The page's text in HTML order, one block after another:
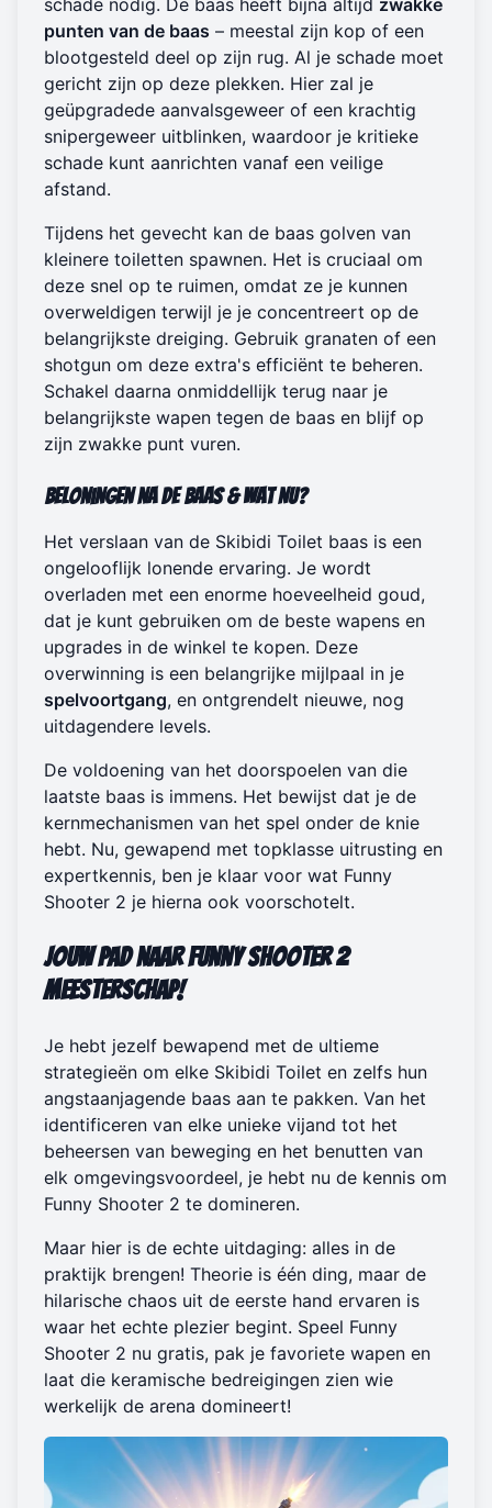
punten van de baas – meestal zijn kop of een
blootgesteld deel op zijn rug. Al je schade moet
gericht zijn op deze plekken. Hier zal je
geüpgradede aanvalsgeweer of een krachtig
snipergeweer uitblinken, waardoor je kritieke
schade kunt aanrichten vanaf een veilige
afstand.
Tijdens het gevecht kan de baas golven van
kleinere toiletten spawnen. Het is cruciaal om
deze snel op te ruimen, omdat ze je kunnen
overweldigen terwijl je je concentreert op de
belangrijkste dreiging. Gebruik granaten of een
shotgun om deze extra's efficiënt te beheren.
Schakel daarna onmiddellijk terug naar je
belangrijkste wapen tegen de baas en blijf op
zijn zwakke punt vuren.
Beloningen na de Baas & Wat Nu?
Het verslaan van de Skibidi Toilet baas is een
ongelooflijk lonende ervaring. Je wordt
overladen met een enorme hoeveelheid goud,
dat je kunt gebruiken om de beste wapens en
upgrades in de winkel te kopen. Deze
overwinning is een belangrijke mijlpaal in je
spelvoortgang, en ontgrendelt nieuwe, nog
uitdagendere levels.
De voldoening van het doorspoelen van die
laatste baas is immens. Het bewijst dat je de
kernmechanismen van het spel onder de knie
hebt. Nu, gewapend met topklasse uitrusting en
expertkennis, ben je klaar voor wat Funny
Shooter 2 je hierna ook voorschotelt.
Jouw Pad naar Funny Shooter 2
Meesterschap!
Je hebt jezelf bewapend met de ultieme
strategieën om elke Skibidi Toilet en zelfs hun
angstaanjagende baas aan te pakken. Van het
identificeren van elke unieke vijand tot het
beheersen van beweging en het benutten van
elk omgevingsvoordeel, je hebt nu de kennis om
Funny Shooter 2 te domineren.
Maar hier is de echte uitdaging: alles in de
praktijk brengen! Theorie is één ding, maar de
hilarische chaos uit de eerste hand ervaren is
waar het echte plezier begint. Speel Funny
Shooter 2 nu gratis, pak je favoriete wapen en
laat die keramische bedreigingen zien wie
werkelijk de arena domineert!